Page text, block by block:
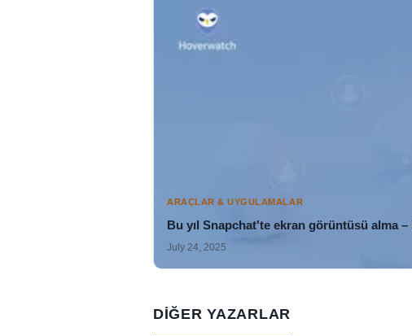
ARAÇLAR & UYGULAMALAR
Bu yıl Snapchat'te ekran görüntüsü alma –
July 24, 2025
DIĞER YAZARLAR